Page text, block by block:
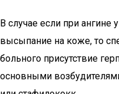
В случае если при ангине
высыпание на коже, то
больного присутствие
основными